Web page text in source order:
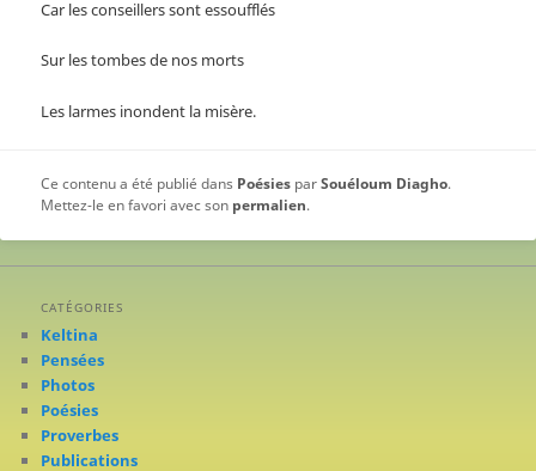
Car les conseillers sont essoufflés
Sur les tombes de nos morts
Les larmes inondent la misère.
Ce contenu a été publié dans Poésies parSouéloum Diagho.
Mettez-le en favori avec son permalien.
CATÉGORIES
Keltina
Pensées
Photos
Poésies
Proverbes
Publications